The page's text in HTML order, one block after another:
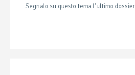
Segnalo su questo tema l’ultimo